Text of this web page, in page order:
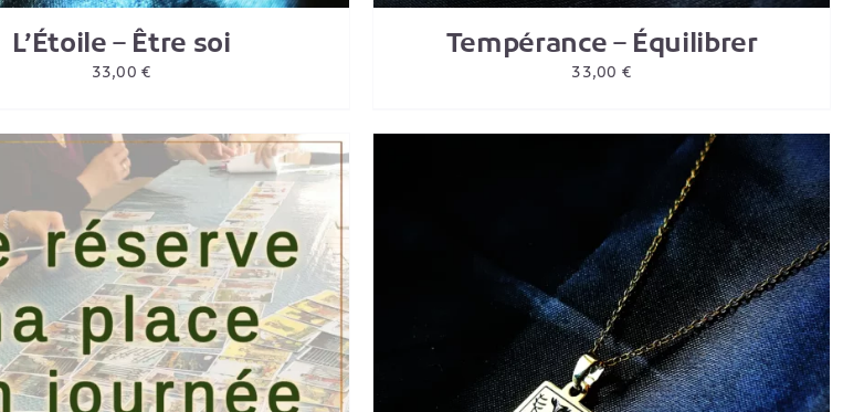
L’Étoile – Être soi
33,00 €
Tempérance – Équilibrer
33,00 €
AJOUTER AU PANIER / DETAILS